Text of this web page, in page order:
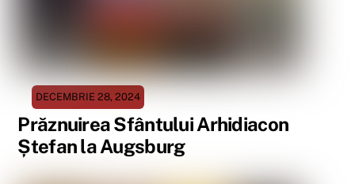
DECEMBRIE 28, 2024
Prăznuirea Sfântului Arhidiacon
Ștefan la Augsburg